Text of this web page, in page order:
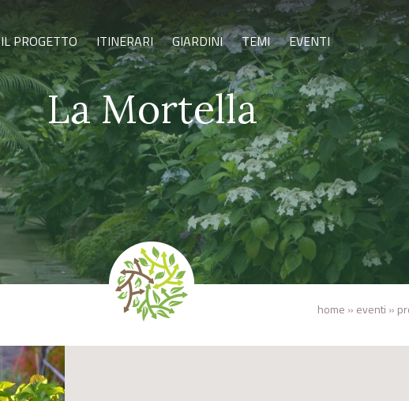
IL PROGETTO ITINERARI GIARDINI TEMI EVENTI
La Mortella
home » eventi »